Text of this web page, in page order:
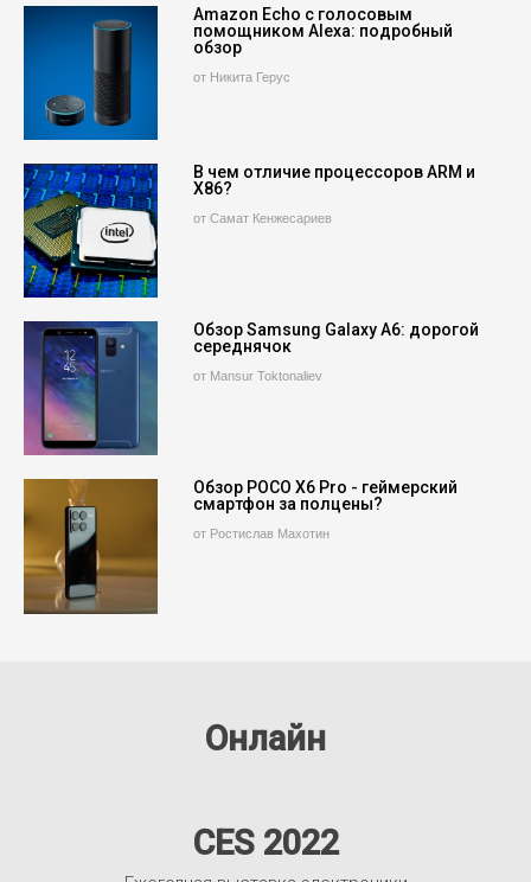
Amazon Echo с голосовым
помощником Alexa: подробный
обзор
от Никита Герус
В чем отличие процессоров ARM и
X86?
от Самат Кенжесариев
Обзор Samsung Galaxy A6: дорогой
середнячок
от Mansur Toktonaliev
Обзор POCO X6 Pro - геймерский
смартфон за полцены?
от Ростислав Махотин
Онлайн
CES 2022